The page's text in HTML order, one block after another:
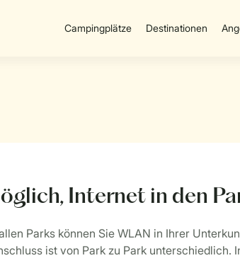
Campingplätze Destinationen